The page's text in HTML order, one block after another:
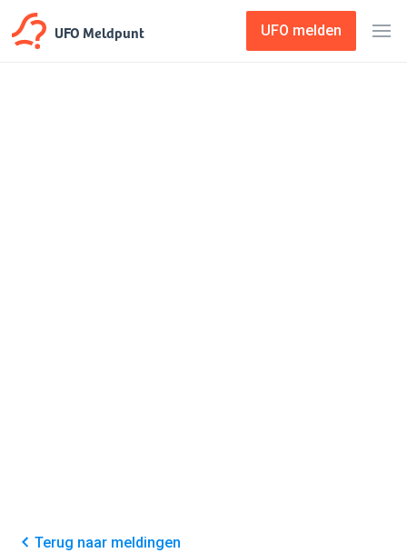
UFO Meldpunt UFO melden
Terug naar meldingen